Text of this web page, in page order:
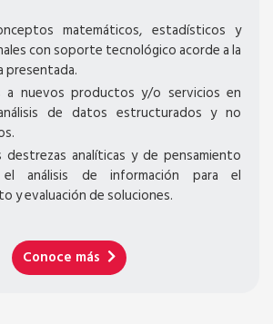
matemáticos, estadísticos y
con soporte tecnológico acorde a la
presentada.
a nuevos productos y/o servicios en
de datos estructurados y no
destrezas analíticas y de pensamiento
análisis de información para el
y evaluación de soluciones.
Conoce más